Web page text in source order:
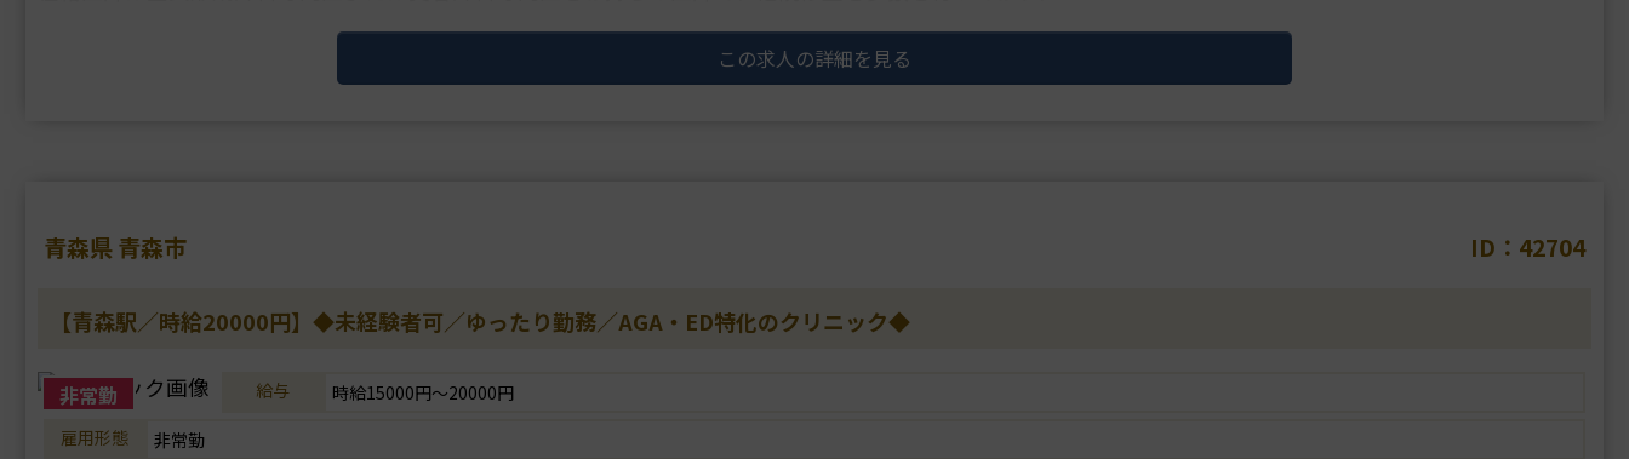
理事長は美容外科の他院修正手術を専門に行っており、高い技術を求めて全・・・
この求人の詳細を見る
青森県 青森市 ID：42704
【青森駅／時給20000円】◆未経験者可／ゆったり勤務／AGA・ED特化のクリニック◆
非常勤 給与
時給15000円～20000円
雇用形態
非常勤